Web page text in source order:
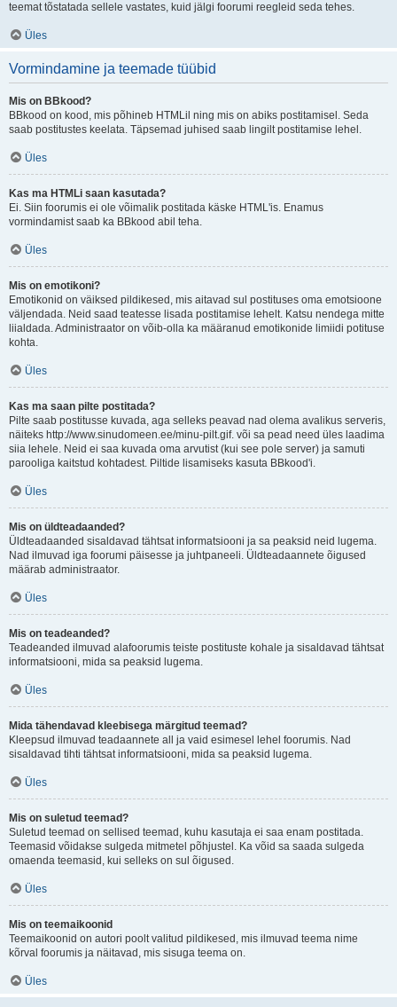
teemat tõstatada sellele vastates, kuid jälgi foorumi reegleid seda tehes.
Üles
Vormindamine ja teemade tüübid
Mis on BBkood?
BBkood on kood, mis põhineb HTMLil ning mis on abiks postitamisel. Seda
saab postitustes keelata. Täpsemad juhised saab lingilt postitamise lehel.
Üles
Kas ma HTMLi saan kasutada?
Ei. Siin foorumis ei ole võimalik postitada käske HTML'is. Enamus
vormindamist saab ka BBkood abil teha.
Üles
Mis on emotikoni?
Emotikonid on väiksed pildikesed, mis aitavad sul postituses oma emotsioone
väljendada. Neid saad teatesse lisada postitamise lehelt. Katsu nendega mitte
liialdada. Administraator on võib-olla ka määranud emotikonide limiidi potituse
kohta.
Üles
Kas ma saan pilte postitada?
Pilte saab postitusse kuvada, aga selleks peavad nad olema avalikus serveris,
näiteks http://www.sinudomeen.ee/minu-pilt.gif. või sa pead need üles laadima
siia lehele. Neid ei saa kuvada oma arvutist (kui see pole server) ja samuti
parooliga kaitstud kohtadest. Piltide lisamiseks kasuta BBkood'i.
Üles
Mis on üldteadaanded?
Üldteadaanded sisaldavad tähtsat informatsiooni ja sa peaksid neid lugema.
Nad ilmuvad iga foorumi päisesse ja juhtpaneeli. Üldteadaannete õigused
määrab administraator.
Üles
Mis on teadeanded?
Teadeanded ilmuvad alafoorumis teiste postituste kohale ja sisaldavad tähtsat
informatsiooni, mida sa peaksid lugema.
Üles
Mida tähendavad kleebisega märgitud teemad?
Kleepsud ilmuvad teadaannete all ja vaid esimesel lehel foorumis. Nad
sisaldavad tihti tähtsat informatsiooni, mida sa peaksid lugema.
Üles
Mis on suletud teemad?
Suletud teemad on sellised teemad, kuhu kasutaja ei saa enam postitada.
Teemasid võidakse sulgeda mitmetel põhjustel. Ka võid sa saada sulgeda
omaenda teemasid, kui selleks on sul õigused.
Üles
Mis on teemaikoonid
Teemaikoonid on autori poolt valitud pildikesed, mis ilmuvad teema nime
kõrval foorumis ja näitavad, mis sisuga teema on.
Üles